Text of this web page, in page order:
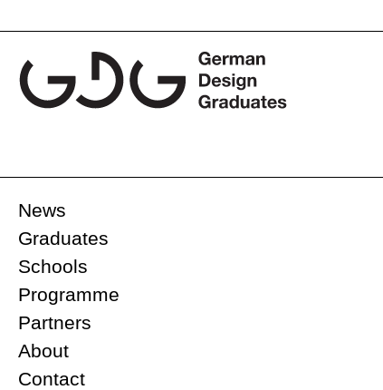
News
Graduates
Schools
Programme
Partners
About
Contact